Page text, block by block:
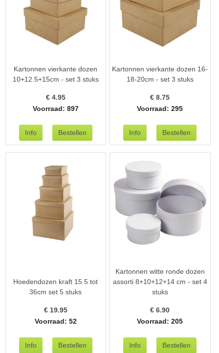
Kartonnen vierkante dozen
10+12.5+15cm - set 3 stuks
€ 4.95
Voorraad: 897
Kartonnen vierkante dozen 16-
18-20cm - set 3 stuks
€8.75
Voorraad: 295
Hoedendozen kraft 15.5 tot
36cm set 5 stuks
€ 19.95
Voorraad: 52
Kartonnen witte ronde dozen
assorti 8+10+12+14 cm - set 4
stuks
€6.90
Voorraad: 205